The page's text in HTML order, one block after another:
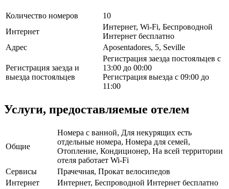
Количество номеров
10
Интернет
Интернет, Wi-Fi, Беспроводной
Интернет бесплатно
Адрес
Aposentadores, 5, Seville
Регистрация заезда и
выезда постояльцев
Регистрация заезда постояльцев с
13:00 до 00:00
Регистрация выезда с 09:00 до
11:00
Услуги, предоставляемые отелем
Общие
Номера с ванной, Для некурящих есть
отдельные номера, Номера для семей,
Отопление, Кондиционер, На всей территории
отеля работает Wi-Fi
Сервисы
Прачечная, Прокат велосипедов
Интернет
Интернет, Беспроводной Интернет бесплатно